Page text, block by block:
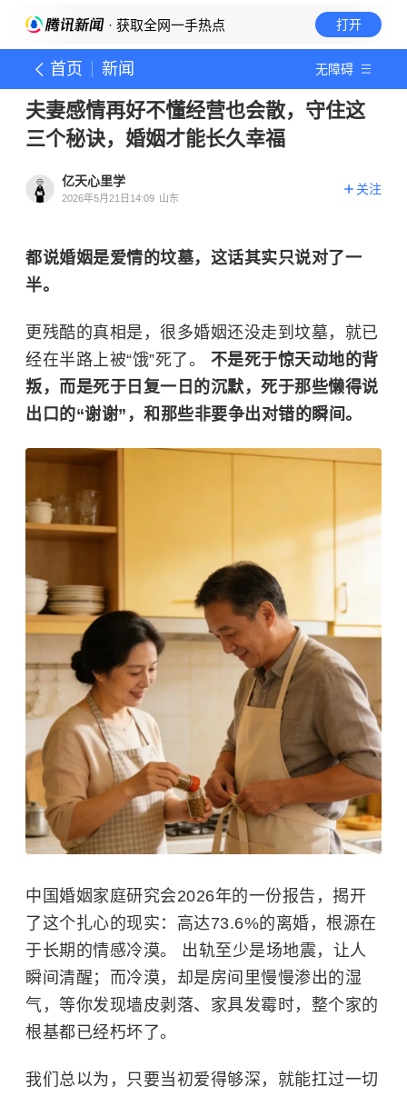
· 获取全网一手热点 打开
首页 新闻 无障碍
夫妻感情再好不懂经营也会散，守住这
三个秘诀，婚姻才能长久幸福
亿天心里学
2026年5月21日14:09 山东
关注
都说婚姻是爱情的坟墓，这话其实只说对了一
半。
更残酷的真相是，很多婚姻还没走到坟墓，就已
经在半路上被“饿”死了。 不是死于惊天动地的背
叛，而是死于日复一日的沉默，死于那些懒得说
出口的“谢谢”，和那些非要争出对错的瞬间。
中国婚姻家庭研究会2026年的一份报告，揭开
了这个扎心的现实：高达73.6%的离婚，根源在
于长期的情感冷漠。 出轨至少是场地震，让人
瞬间清醒；而冷漠，却是房间里慢慢渗出的湿
气，等你发现墙皮剥落、家具发霉时，整个家的
根基都已经朽坏了。
我们总以为，只要当初爱得够深，就能扛过一切